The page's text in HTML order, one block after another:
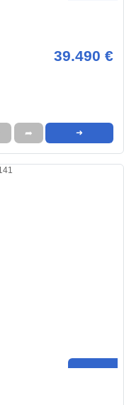
39.490 €
➦ ➜